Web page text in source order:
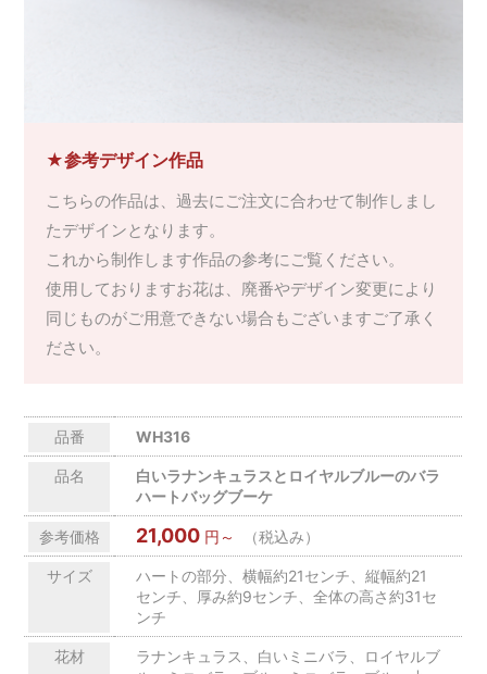
★参考デザイン作品
こちらの作品は、過去にご注文に合わせて制作しまし
たデザインとなります。
これから制作します作品の参考にご覧ください。
使用しておりますお花は、廃番やデザイン変更により
同じものがご用意できない場合もございますご了承く
ださい。
品番 WH316
品名
白いラナンキュラスとロイヤルブルーのバラ
ハートバッグブーケ
参考価格 21,000 円～ （税込み）
サイズ
ハートの部分、横幅約21センチ、縦幅約21
センチ、厚み約9センチ、全体の高さ約31セ
ンチ
花材
ラナンキュラス、白いミニバラ、ロイヤルブ